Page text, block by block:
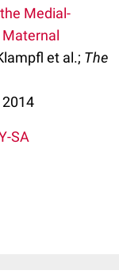
Medial-
Maternal
et al.; The
SA